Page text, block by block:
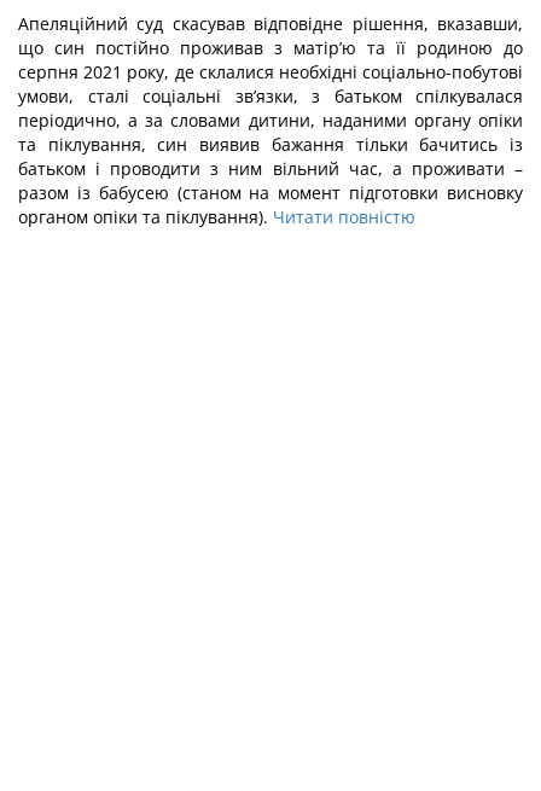
Апеляційний суд скасував відповідне рішення, вказавши,
що син постійно проживав з матір’ю та її родиною до
серпня 2021 року, де склалися необхідні соціально-побутові
умови, сталі соціальні зв’язки, з батьком спілкувалася
періодично, а за словами дитини, наданими органу опіки
та піклування, син виявив бажання тільки бачитись із
батьком і проводити з ним вільний час, а проживати –
разом із бабусею (станом на момент підготовки висновку
органом опіки та піклування). Читати повністю